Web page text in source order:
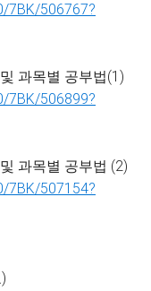
7BK/506767?
과목별 공부법(1)
7BK/506899?
과목별 공부법 (2)
7BK/507154?